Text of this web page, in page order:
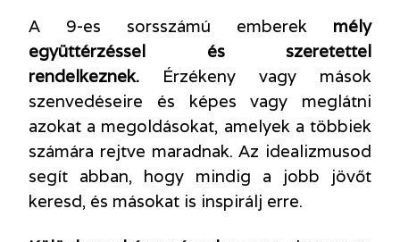
A 9-es sorsszámú emberek mély
együttérzéssel és szeretettel
rendelkeznek. Érzékeny vagy mások
szenvedéseire és képes vagy meglátni
azokat a megoldásokat, amelyek a többiek
számára rejtve maradnak. Az idealizmusod
segít abban, hogy mindig a jobb jövőt
keresd, és másokat is inspirálj erre.